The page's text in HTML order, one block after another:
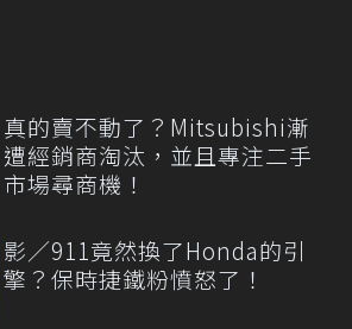
真的賣不動了？Mitsubishi漸
遭經銷商淘汰，並且專注二手
市場尋商機！
影／911竟然換了Honda的引
擎？保時捷鐵粉憤怒了！